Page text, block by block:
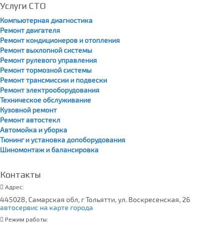
Услуги СТО
Компьютерная диагностика
Ремонт двигателя
Ремонт кондиционеров и отопления
Ремонт выхлопной системы
Ремонт рулевого управления
Ремонт тормозной системы
Ремонт трансмиссии и подвески
Ремонт электрооборудования
Техническое обслуживание
Кузовной ремонт
Ремонт автостекл
Автомойка и уборка
Тюнинг и установка допоборудования
Шиномонтаж и балансировка
Контакты
Адрес:
445028, Самарская обл, г Тольятти, ул. Воскресенская, 26
автосервис на карте города
Режим работы: